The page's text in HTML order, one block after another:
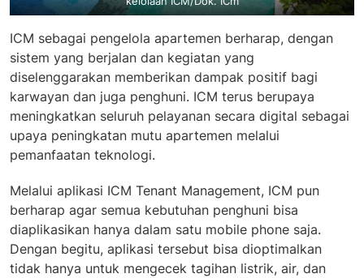
ICM sebagai pengelola apartemen berharap, dengan
sistem yang berjalan dan kegiatan yang
diselenggarakan memberikan dampak positif bagi
karwayan dan juga penghuni. ICM terus berupaya
meningkatkan seluruh pelayanan secara digital sebagai
upaya peningkatan mutu apartemen melalui
pemanfaatan teknologi.
Melalui aplikasi ICM Tenant Management, ICM pun
berharap agar semua kebutuhan penghuni bisa
diaplikasikan hanya dalam satu mobile phone saja.
Dengan begitu, aplikasi tersebut bisa dioptimalkan
tidak hanya untuk mengecek tagihan listrik, air, dan